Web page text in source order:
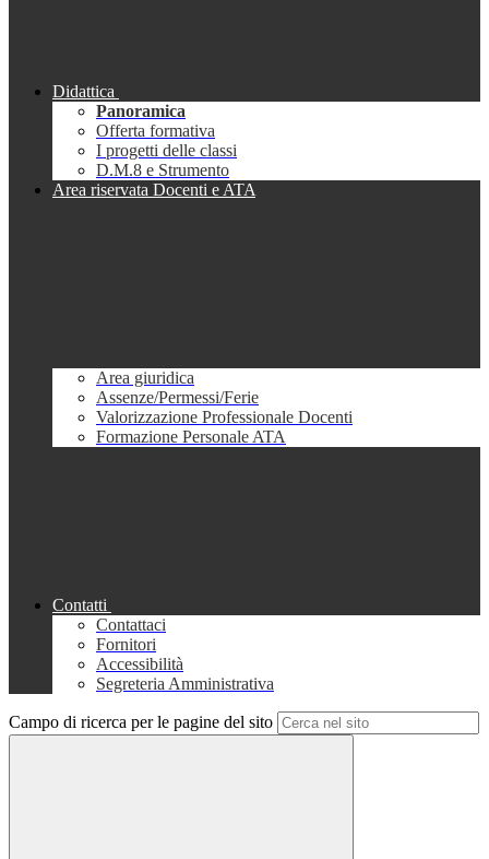
Didattica
Panoramica
Offerta formativa
I progetti delle classi
D.M.8 e Strumento
Area riservata Docenti e ATA
Area giuridica
Assenze/Permessi/Ferie
Valorizzazione Professionale Docenti
Formazione Personale ATA
Contatti
Contattaci
Fornitori
Accessibilità
Segreteria Amministrativa
Campo di ricerca per le pagine del sito